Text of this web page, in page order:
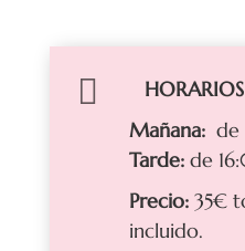

Mañana: de
Tarde:de
Precio: 35€
incluido.